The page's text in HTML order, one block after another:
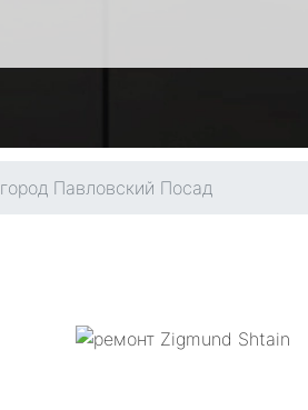
город Павловский Посад